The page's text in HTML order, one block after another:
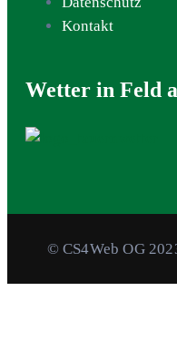
Kontakt
Wetter in Feld
©CS4Web OG